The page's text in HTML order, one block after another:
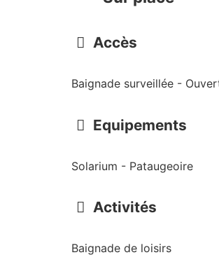
Accès
Baignade surveillée -
Equipements
Solarium - Pataugeoire
Activités
Baignade de loisirs